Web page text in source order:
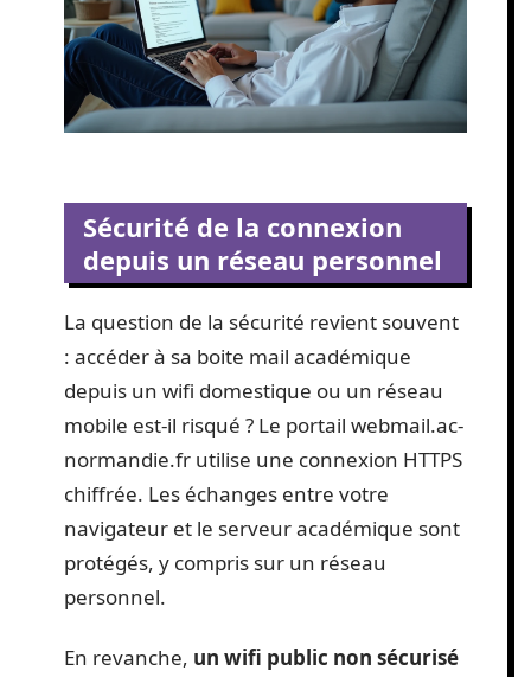
Sécurité de la connexion
depuis un réseau personnel
La question de la sécurité revient souvent
: accéder à sa boite mail académique
depuis un wifi domestique ou un réseau
mobile est-il risqué ? Le portail webmail.ac-
normandie.fr utilise une connexion HTTPS
chiffrée. Les échanges entre votre
navigateur et le serveur académique sont
protégés, y compris sur un réseau
personnel.
En revanche, un wifi public non sécurisé